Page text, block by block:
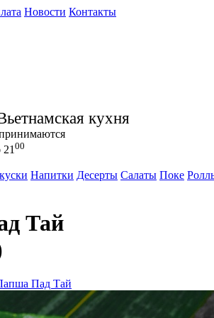
Новости Контакты
кухня
21 00
Напитки Десерты Салаты Поке
Тай
Пад Тай